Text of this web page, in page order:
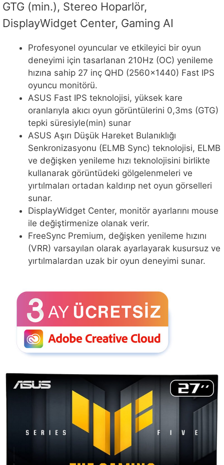
GTG (min.), Stereo Hoparlör,
DisplayWidget Center, Gaming AI
Profesyonel oyuncular ve etkileyici bir oyun
deneyimi için tasarlanan 210Hz (OC) yenileme
hızına sahip 27 inç QHD (2560×1440) Fast IPS
oyuncu monitörü.
ASUS Fast IPS teknolojisi, yüksek kare
oranlarıyla akıcı oyun görüntülerini 0,3ms (GTG)
tepki süresiyle(min) sunar
ASUS Aşırı Düşük Hareket Bulanıklığı
Senkronizasyonu (ELMB Sync) teknolojisi, ELMB
ve değişken yenileme hızı teknolojisini birlikte
kullanarak görüntüdeki gölgelenmeleri ve
yırtılmaları ortadan kaldırıp net oyun görselleri
sunar.
DisplayWidget Center, monitör ayarlarını mouse
ile değiştirmenize olanak verir.
FreeSync Premium, değişken yenileme hızını
(VRR) varsayılan olarak ayarlayarak kusursuz ve
yırtılmalardan uzak bir oyun deneyimi sunar.